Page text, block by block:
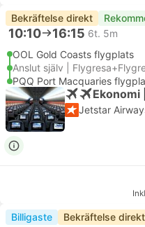
Bekräftelse direkt
10:10 16:15 6t. 5m
OOL Gold Coasts flygplats
Anslut själv |
PQQ Port Macquaries
Ekonomi
Jetstar
Billigaste Bekräftelse direkt